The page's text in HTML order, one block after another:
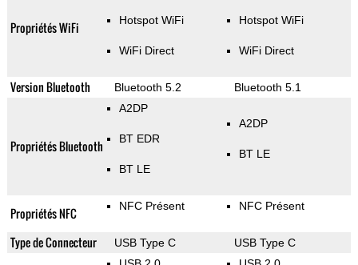
Propriétés WiFi Hotspot WiFi
WiFi Direct
Hotspot WiFi
WiFi Direct
Version Bluetooth Bluetooth 5.2 Bluetooth 5.1
Propriétés Bluetooth
A2DP
BT EDR
BT LE
A2DP
BT LE
Propriétés NFC NFC Présent NFC Présent
Type de Connecteur USB Type C
USB Type C